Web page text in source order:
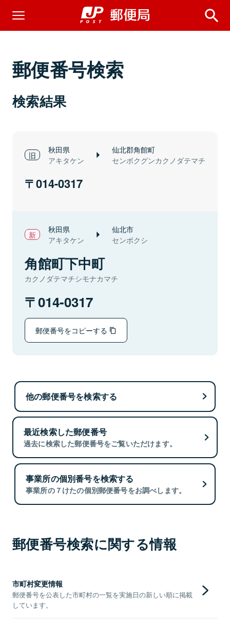
郵便番号検索
検索結果
秋田県
アキタケン
仙北郡角館町
センボクグンカクノダテマチ
014-0317
秋田県
アキタケン
仙北市
センボクシ
角館町下中町
カクノダテマチシモナカマチ
014-0317
郵便番号をコピーする
他の郵便番号を検索する
最近検索した郵便番号
過去に検索した郵便番号をご覧いただけます。
事業所の個別番号を検索する
事業所の７けたの個別郵便番号をお調べします。
郵便番号検索に関する情報
市町村変更情報
郵便番号を公表した市町村の一覧を実施日の新しい順に掲載
しています。